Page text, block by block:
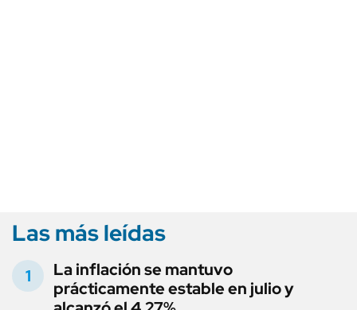
Las más leídas
La inflación se mantuvo
prácticamente estable en julio y